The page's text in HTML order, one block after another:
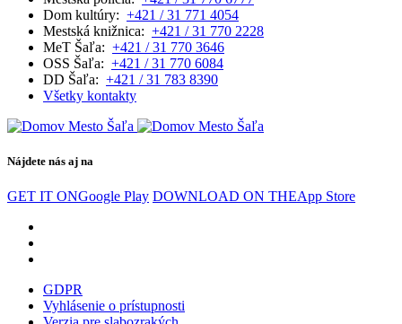
Dom kultúry: +421 / 31 771 4054
Mestská knižnica: +421 / 31 770 2228
MeT Šaľa: +421 / 31 770 3646
OSS Šaľa: +421 / 31 770 6084
DD Šaľa: +421 / 31 783 8390
Všetky kontakty
Nájdete nás aj na
GET IT ONGoogle Play DOWNLOAD ON THEApp Store
GDPR
Vyhlásenie o prístupnosti